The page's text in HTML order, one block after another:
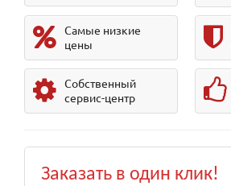
Самые низкие
цены
Собственный
сервис-центр
Заказать в один клик!